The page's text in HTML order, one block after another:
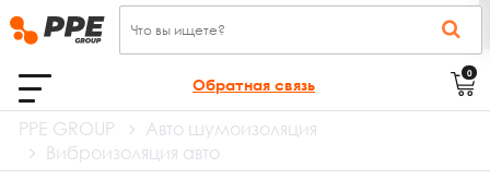
Обратная связь
0
PPE GROUP
Авто шумоизоляция
Виброизоляция авто